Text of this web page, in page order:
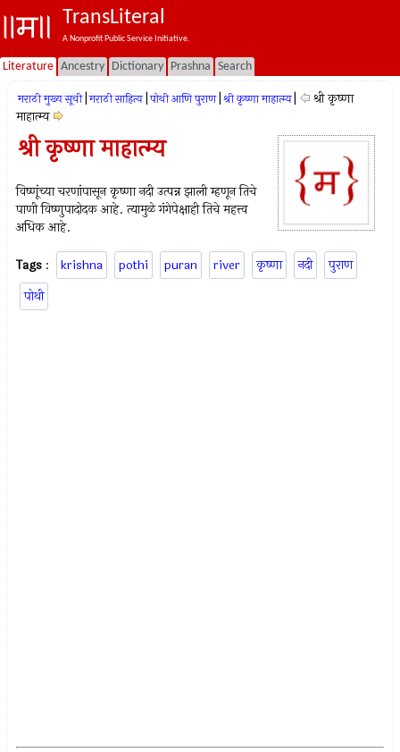
TransLiteral
A Nonprofit Public Service Initiative.
Literature Ancestry Dictionary Prashna Search
मराठी मुख्य सूची मराठी साहित्य पोथी आणि पुराण श्री कृष्णा माहात्म्य
श्री कृष्णा
माहात्म्य
श्री कृष्णा माहात्म्य
विष्णूंच्या चरणांपासून कृष्णा नदी उत्पन्न झाली म्हणून तिचे
पाणी विष्णुपादोदक आहे. त्यामुळे गंगेपेक्षाही तिचे महत्त्व
अधिक आहे.
Tags : krishna pothi puran river कृष्णा नदी
पुराण
पोथी